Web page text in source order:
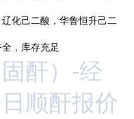
化己二酸，华鲁恒升己二
，库存充足
酐）-经
顺酐报价